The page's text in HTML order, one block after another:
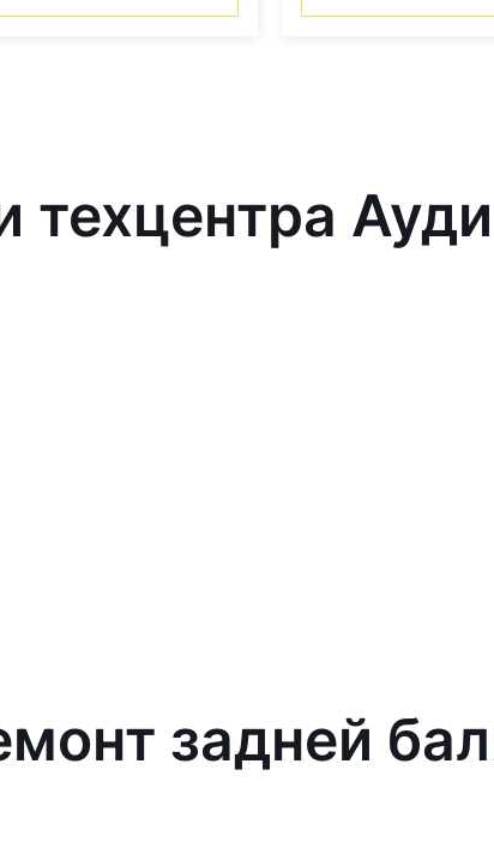
техцентра Ауди
задней